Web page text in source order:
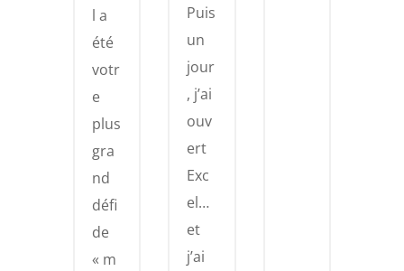
l a
été
votr
e
plus
gra
nd
défi
de
« m
Puis
un
jour
, j’ai
ouv
ert
Exc
el…
et
j’ai